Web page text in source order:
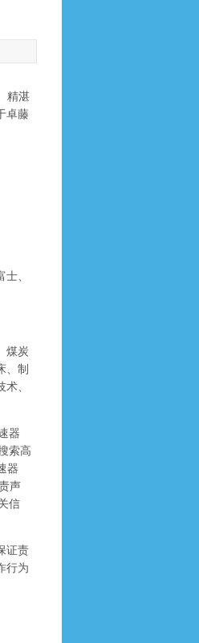
精湛
卓藤
、
煤炭
、制
、
器
索高
器
声
信
证责
行为